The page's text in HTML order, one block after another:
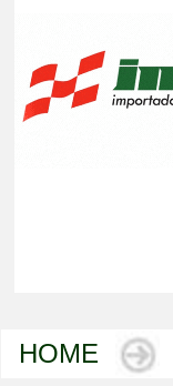
HOME